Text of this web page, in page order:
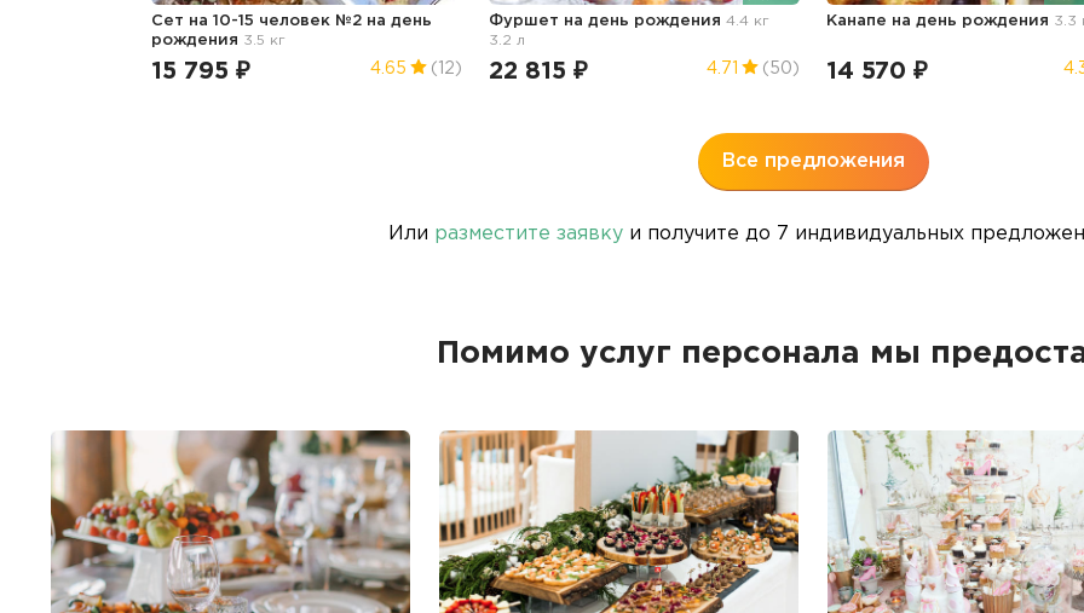
Сет на 10-15 человек №2 на день
рождения 3.5 кг
15 795 ₽ 4.65 (12)
Фуршет на день рождения 4.4 кг
3.2 л
22 815 ₽ 4.71 (50)
Канапе на день рождения 3.3
14 570 ₽
Все предложения
Или разместите заявку и получите до 7 индивидуальных
Помимо услуг персонала мы